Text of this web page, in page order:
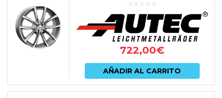
722,00€
AÑADIR AL CARRITO